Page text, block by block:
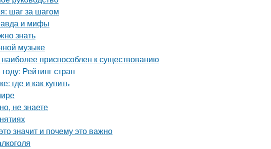
шаг за шагом
и мифы
знать
музыке
приспособлен к существованию
Рейтинг стран
где и как купить
не знаете
значит и почему это важно